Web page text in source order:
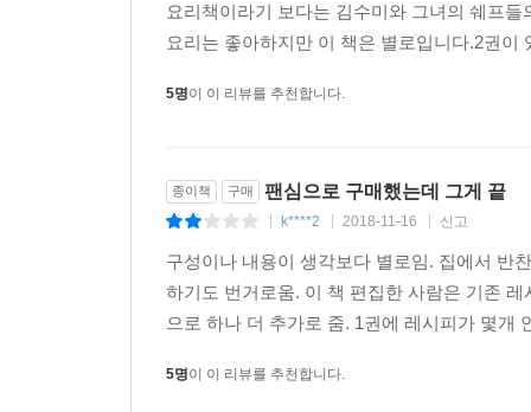
요리책이라기 보다는 김수미와 그녀의 쉐프
요리는 좋아하지만 이 책은 별로입니다.2권
5명이 이 리뷰를 추천합니다.
종이책 구매 팬심으로 구매했는데 그게 끝
k****2 2018-11-16 신고
구성이나 내용이 생각보다 별로임. 집에서 반
하기도 번거로움. 이 책 편집한 사람은 기존
으로 하나 더 추가로 줌. 1권에 레시피가 몇개
5명이 이 리뷰를 추천합니다.